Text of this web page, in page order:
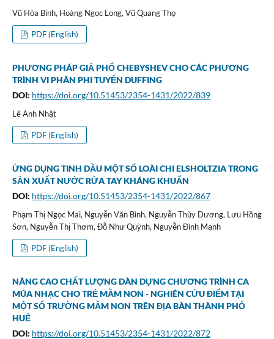
Vũ Hòa Bình, Hoàng Ngọc Long, Vũ Quang Thọ
PDF (English)
PHƯƠNG PHÁP GIẢ PHỔ CHEBYSHEV CHO CÁC PHƯƠNG
TRÌNH VI PHÂN PHI TUYẾN DUFFING
DOI: https://doi.org/10.51453/2354-1431/2022/839
Lê Anh Nhật
PDF (English)
ỨNG DỤNG TINH DẦU MỘT SỐ LOÀI CHI ELSHOLTZIA TRONG
SẢN XUẤT NƯỚC RỬA TAY KHÁNG KHUẨN
DOI: https://doi.org/10.51453/2354-1431/2022/867
Phạm Thị Ngọc Mai, Nguyễn Văn Bình, Nguyễn Thùy Dương, Lưu Hồng
Sơn, Nguyễn Thị Thơm, Đỗ Như Quỳnh, Nguyễn Đình Mạnh
PDF (English)
NÂNG CAO CHẤT LƯỢNG DÀN DỰNG CHƯƠNG TRÌNH CA
MÚA NHẠC CHO TRẺ MẦM NON - NGHIÊN CỨU ĐIỂM TẠI
MỘT SỐ TRƯỜNG MẦM NON TRÊN ĐỊA BÀN THÀNH PHỐ
HUẾ
DOI: https://doi.org/10.51453/2354-1431/2022/872